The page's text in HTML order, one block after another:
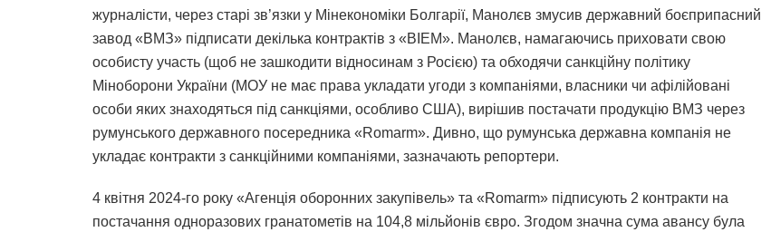
журналісти, через старі зв’язки у Мінекономіки Болгарії, Манолєв змусив державний боєприпасний
завод «ВМЗ» підписати декілька контрактів з «BIEM». Манолєв, намагаючись приховати свою
особисту участь (щоб не зашкодити відносинам з Росією) та обходячи санкційну політику
Міноборони України (МОУ не має права укладати угоди з компаніями, власники чи афілійовані
особи яких знаходяться під санкціями, особливо США), вирішив постачати продукцію ВМЗ через
румунського державного посередника «Romarm». Дивно, що румунська державна компанія не
укладає контракти з санкційними компаніями, зазначають репортери.
4 квітня 2024-го року «Агенція оборонних закупівель» та «Romarm» підписують 2 контракти на
постачання одноразових гранатометів на 104,8 мільйонів євро. Згодом значна сума авансу була